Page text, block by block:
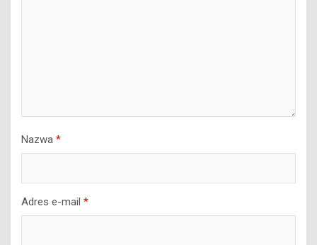
Nazwa *
Adres e-mail *